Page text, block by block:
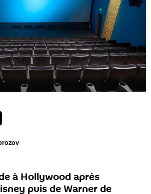
à Hollywood après
puis de Warner de